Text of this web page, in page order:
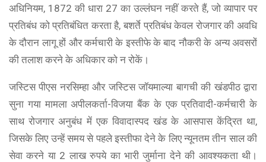
अधिनियम, 1872 की धारा 27 का उल्लंघन नहीं करते हैं, जो व्यापार पर
प्रतिबंध को प्रतिबंधित करता है, बशर्ते प्रतिबंध केवल रोजगार की अवधि
के दौरान लागू हों और कर्मचारी के इस्तीफे के बाद नौकरी के अन्य अवसरों
की तलाश करने के अधिकार को न रोकें।
जस्टिस पीएस नरसिम्हा और जस्टिस जॉयमाल्या बागची की खंडपीठ द्वारा
सुना गया मामला अपीलकर्ता-विजया बैंक के एक प्रतिवादी-कर्मचारी के
साथ रोजगार अनुबंध में एक विवादास्पद खंड के आसपास केंद्रित था,
जिसके लिए उन्हें समय से पहले इस्तीफा देने के लिए न्यूनतम तीन साल की
सेवा करने या 2 लाख रुपये का भारी जुर्माना देने की आवश्यकता थी।